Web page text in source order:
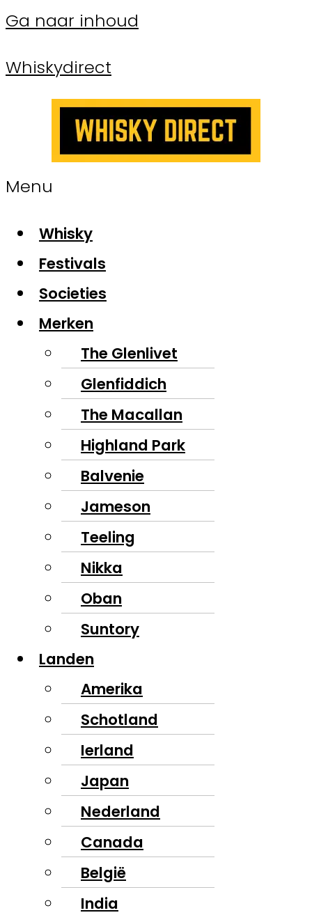
Ga naar inhoud
Whiskydirect
Menu
Whisky
Festivals
Societies
Merken
The Glenlivet
Glenfiddich
The Macallan
Highland Park
Balvenie
Jameson
Teeling
Nikka
Oban
Suntory
Landen
Amerika
Schotland
Ierland
Japan
Nederland
Canada
België
India